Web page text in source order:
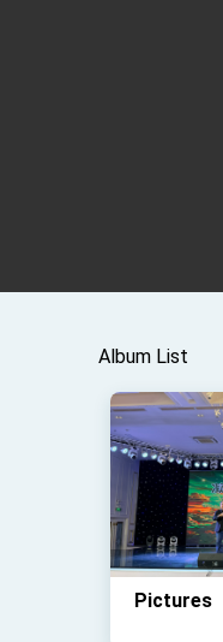
Album List
Pictures